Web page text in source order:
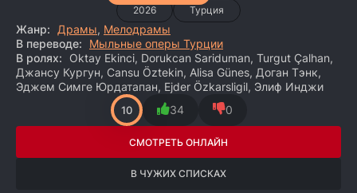
2026 Турция
Жанр: Драмы, Мелодрамы
В переводе:
Мыльные оперы Турции
В ролях:
Oktay Ekinci, Dorukcan Sariduman, Turgut Çalhan,
Джансу Кургун, Cansu Öztekin, Alisa Günes, Доган Тэнк,
Эджем Симге Юрдатапан, Ejder Özkarsligil, Элиф Инджи
10 34 0
СМОТРЕТЬ ОНЛАЙН
В ЧУЖИХ СПИСКАХ